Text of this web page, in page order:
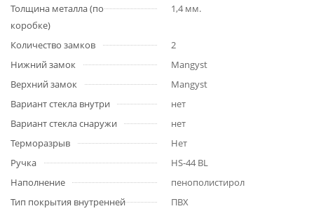
Толщина металла (по
коробке)
1,4 мм.
Количество замков
2
Нижний замок
Mangyst
Верхний замок
Mangyst
Вариант стекла внутри
нет
Вариант стекла снаружи
нет
Терморазрыв
Нет
Ручка
HS-44 BL
Наполнение
пенополистирол
Тип покрытия внутренней
ПВХ